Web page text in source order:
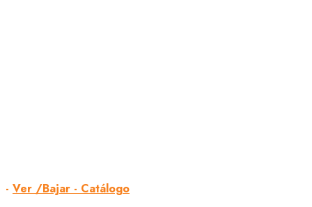
- Ver /Bajar - Catálogo